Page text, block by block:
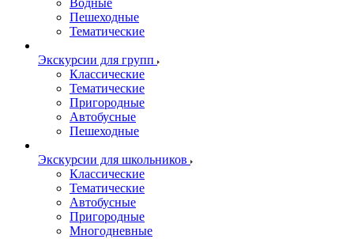
Водные
Пешеходные
Тематические
Экскурсии для групп
Классические
Тематические
Пригородные
Автобусные
Пешеходные
Экскурсии для школьников
Классические
Тематические
Автобусные
Пригородные
Многодневные